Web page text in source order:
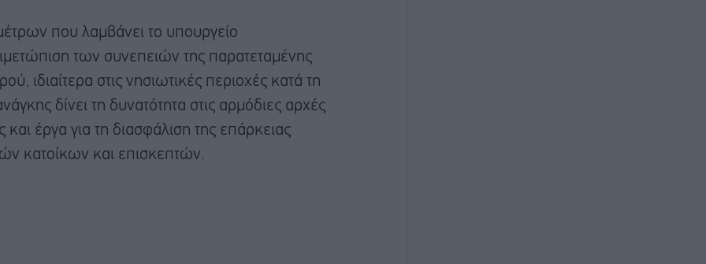
που λαμβάνει το υπουργείο
των συνεπειών της παρατεταμένης
ιδιαίτερα στις νησιωτικές περιοχές κατά τη
δίνει τη δυνατότητα στις αρμόδιες αρχές
έργα για τη διασφάλιση της επάρκειας
κατοίκων και επισκεπτών.